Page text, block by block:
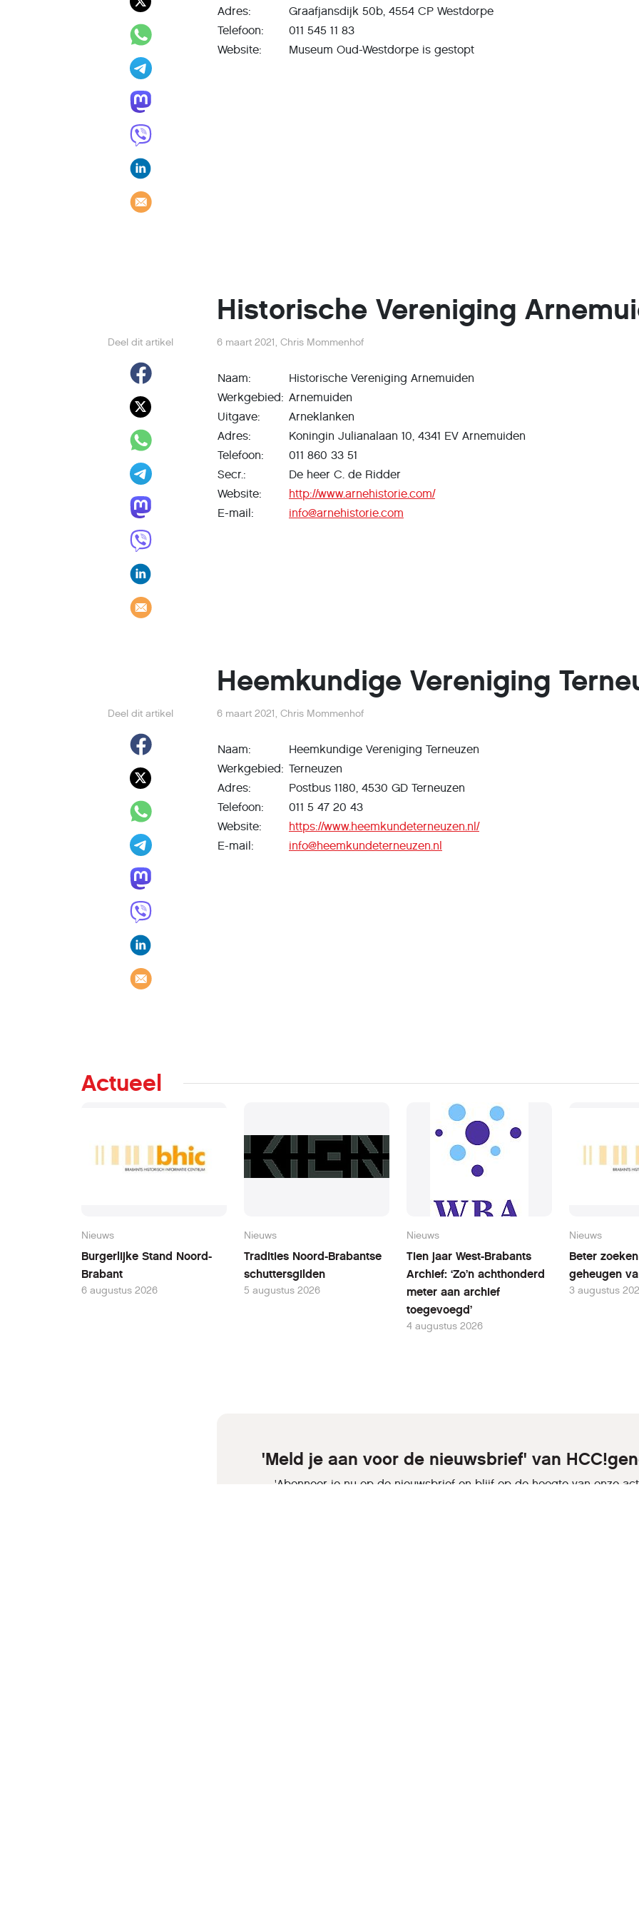
Adres:
Graafjansdijk 50b, 4554 CP Westdorpe
Telefoon:
011 545 11 83
Website:
Museum Oud-Westdorpe is gestopt
Historische Vereniging
Deel dit artikel 6 maart 2021, Chris Mommenhof
Naam:
Historische Vereniging Arnemuiden
Werkgebied: Arnemuiden
Uitgave:
Arneklanken
Adres:
Koningin Julianalaan 10, 4341 EV Arnemuiden
Telefoon:
011 860 33 51
Secr.:
De heer C. de Ridder
Website:
http://www.arnehistorie.com/
E-mail:
info@arnehistorie.com
Heemkundige Vereniging
Deel dit artikel 6 maart 2021, Chris Mommenhof
Naam:
Heemkundige Vereniging Terneuzen
Werkgebied: Terneuzen
Adres:
Postbus 1180, 4530 GD Terneuzen
Telefoon:
011 5 47 20 43
Website:
https://www.heemkundeterneuzen.nl/
E-mail:
info@heemkundeterneuzen.nl
Actueel
Nieuws
Burgerlijke Stand Noord-
Brabant
6 augustus 2026
Nieuws
Tradities Noord-Brabantse
schuttersgilden
5 augustus 2026
Nieuws
Tien jaar West-Brabants
Archief: ‘Zo’n achthonderd
meter aan archief
toegevoegd’
4 augustus 2026
Nieuws
Beter
geheugen
3 augustus
'Meld je aan voor de nieuwsbrief' van
'Abonneer je nu op de nieuwsbrief en blijf op de hoogte van onze